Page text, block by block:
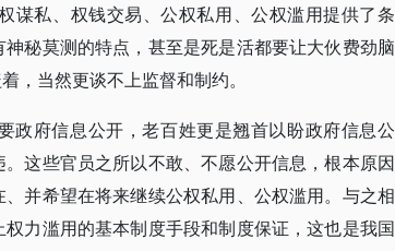
谋私、权钱交易、公权私用、公权滥用提供了条
秘莫测的特点，甚至是死是活都要让大伙费劲脑
，当然更谈不上监督和制约。
政府信息公开，老百姓更是翘首以盼政府信息公
这些官员之所以不敢、不愿公开信息，根本原因
并希望在将来继续公权私用、公权滥用。与之相
力滥用的基本制度手段和制度保证，这也是我国